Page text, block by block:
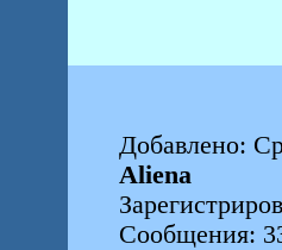
Добавлено:
Aliena
Сообщения: